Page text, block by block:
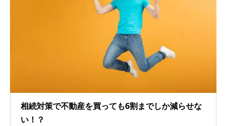
相続対策で不動産を買っても6割までしか減らせな
い！？